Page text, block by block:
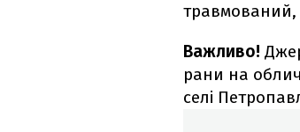
травмований,
Важливо!
рани на
селі